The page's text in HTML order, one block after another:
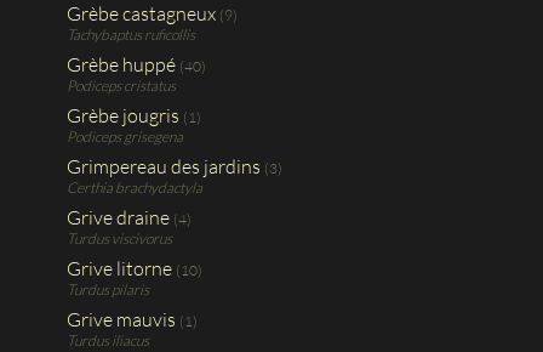
Grèbe castagneux (9)
Tachybaptus ruficollis
Grèbe huppé (40)
Podiceps cristatus
Grèbe jougris (1)
Podiceps grisegena
Grimpereau des jardins (3)
Certhia brachydactyla
Grive draine (4)
Turdus viscivorus
Grive litorne (10)
Turdus pilaris
Grive mauvis (1)
Turdus iliacus